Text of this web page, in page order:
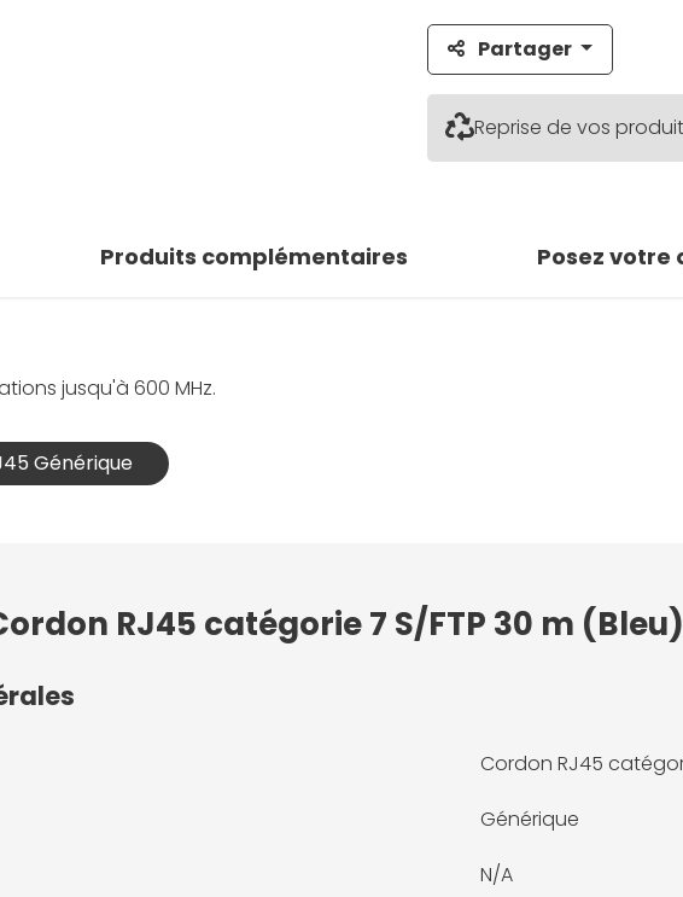
Partager
Reprise de vos
Produits complémentaires Posez votre
jusqu'à 600 MHz.
Générique
RJ45 catégorie 7 S/FTP 30 m (Bleu)
Cordon RJ45
Générique
N/A